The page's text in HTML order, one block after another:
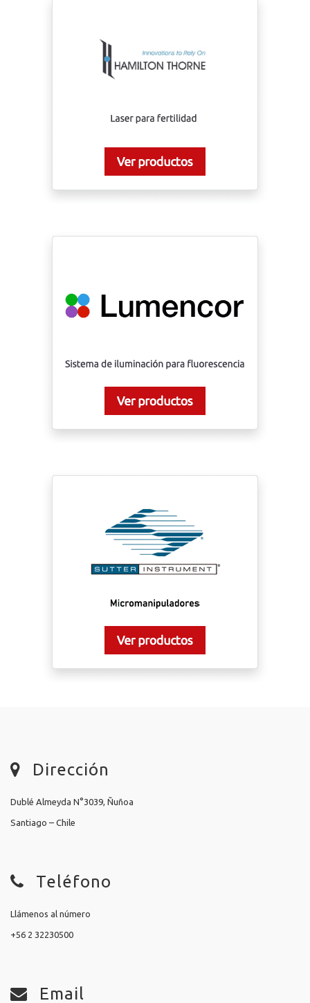
Dirección
Dublé Almeyda N°3039, Ñuñoa
Santiago – Chile
Teléfono
Llámenos al número
+56 2 32230500
Email